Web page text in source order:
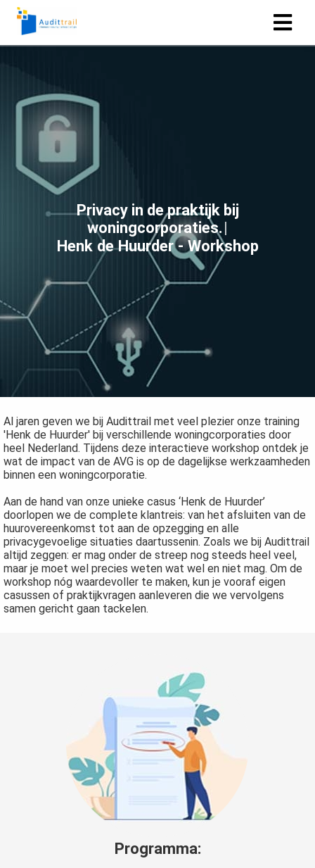
Privacy in de praktij k bij
woningcorporaties.
Henk de Huurder - Workshop
Al jaren geven we bij Audittrail met veel plezier onze training
'Henk de Huurder' bij verschillende woningcorporaties door
heel Nederland. Tijdens deze interactieve workshop ontdek je
wat de impact van de AVG is op de dagelijkse werkzaamheden
binnen een woningcorporatie.
Aan de hand van onze unieke casus ‘Henk de Huurder’
doorlopen we de complete klantreis: van het afsluiten van de
huurovereenkomst tot aan de opzegging en alle
privacygevoelige situaties daartussenin. Zoals we bij Audittrail
altijd zeggen: er mag onder de streep nog steeds heel veel,
maar je moet wel precies weten wat wel en niet mag. Om de
workshop nóg waardevoller te maken, kun je vooraf eigen
casussen of praktijkvragen aanleveren die we vervolgens
samen gericht gaan tackelen.
Programma: